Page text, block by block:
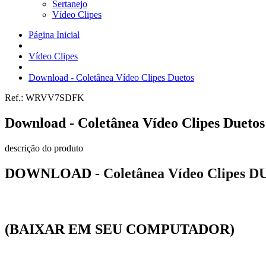
Sertanejo
Vídeo Clipes
Página Inicial
Vídeo Clipes
Download - Coletânea Vídeo Clipes Duetos
Ref.: WRVV7SDFK
Download - Coletânea Vídeo Clipes Duetos
descrição do produto
DOWNLOAD - Coletânea Vídeo Clipes
(BAIXAR EM SEU COMPUTADOR)